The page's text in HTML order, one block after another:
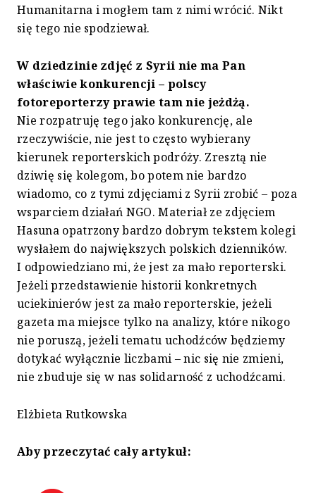
Humanitarna i mogłem tam z nimi wrócić. Nikt
się tego nie spodziewał.
W dziedzinie zdjęć z Syrii nie ma Pan
właściwie konkurencji – polscy
fotoreporterzy prawie tam nie jeżdżą.
Nie rozpatruję tego jako konkurencję, ale
rzeczywiście, nie jest to często wybierany
kierunek reporterskich podróży. Zresztą nie
dziwię się kolegom, bo potem nie bardzo
wiadomo, co z tymi zdjęciami z Syrii zrobić – poza
wsparciem działań NGO. Materiał ze zdjęciem
Hasuna opatrzony bardzo dobrym tekstem kolegi
wysłałem do największych polskich dzienników.
I odpowiedziano mi, że jest za mało reporterski.
Jeżeli przedstawienie historii konkretnych
uciekinierów jest za mało reporterskie, jeżeli
gazeta ma miejsce tylko na analizy, które nikogo
nie poruszą, jeżeli tematu uchodźców będziemy
dotykać wyłącznie liczbami – nic się nie zmieni,
nie zbuduje się w nas solidarność z uchodźcami.
Elżbieta Rutkowska
Aby przeczytać cały artykuł: